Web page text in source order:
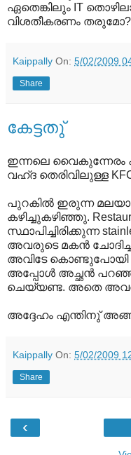
ഏതെങ്കിലും IT
വിശതീകരണം തരുമോ?
Kaippally On: 5/02/2009
Share
കേട്ടതു്
ഇന്നലെ
വഹ്ദ തെരിവിലുള്ള
പുറകിൽ ഇരുന്ന
കഴിച്ചുകഴിഞ്ഞു.
സ്ഥാപിച്ചിരിക്കുന്ന
അവരുടെ മകൻ
അവിടേ കൊണ്ടുപോയി
അപ്പോൾ അച്ഛൻ
ചെയ്യണ്ട. അതെ
അദ്ദേഹം എന്തിനു്
Kaippally On: 5/02/2009
Share
‹